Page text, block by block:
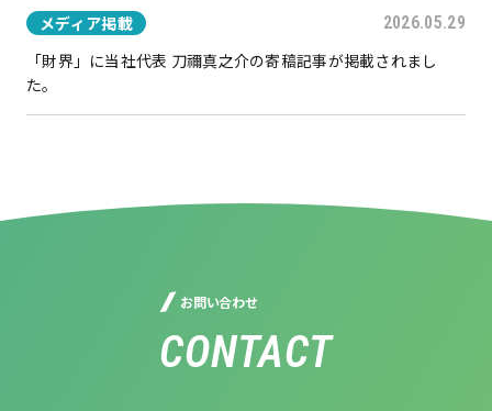
メディア掲載 2026.05.29
「財界」に当社代表 刀禰真之介の寄稿記事が掲載されまし
た。
お問い合わせ
CONTACT